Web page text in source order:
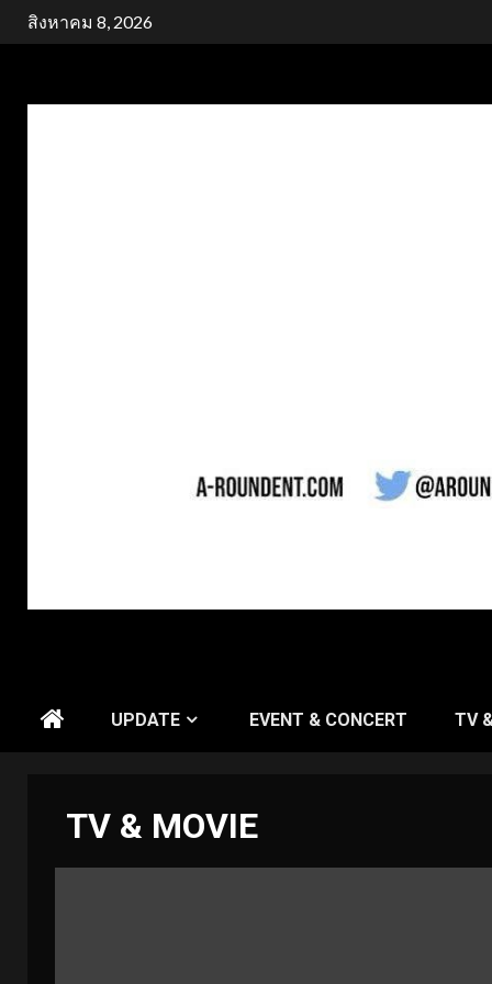
Skipสิงหาคม 8, 2026
UPDATE EVENT & CONCERT TV
TV & MOVIE